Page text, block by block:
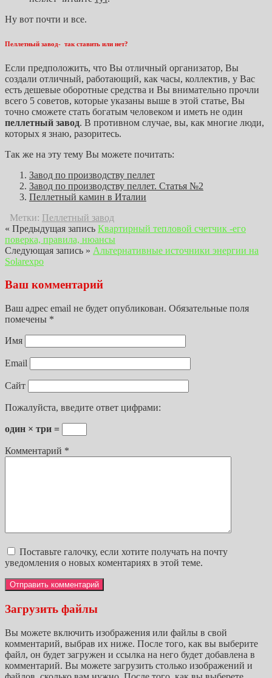
Ну вот почти и все.
Пеллетный завод- так ставить или нет?
Если предположить, что Вы отличный организатор, Вы
создали отличный, работающий, как часы, коллектив, у Вас
есть дешевые оборотные средства и Вы внимательно прочли
всего 5 советов, которые указаны выше в этой статье, Вы
точно сможете стать богатым человеком и иметь не один
пеллетный завод. В противном случае, вы, как многие люди,
которых я знаю, разоритесь.
Так же на эту тему Вы можете почитать:
Завод по производству пеллет
Завод по производству пеллет. Статья №2
Пеллетный камин в Италии
Метки: Пеллетный завод
« Предыдущая запись Квартирный тепловой счетчик -его
поверка, правила, нюансы
Следующая запись » Альтернативные источники энергии на
Solarexpo
Ваш комментарий
Ваш адрес email не будет опубликован. Обязательные поля
помечены *
Имя
Email
Сайт
Пожалуйста, введите ответ цифрами:
один × три =
Комментарий *
Поставьте галочку, если хотите получать на почту
уведомления о новых коментариях в этой теме.
Загрузить файлы
Вы можете включить изображения или файлы в свой
комментарий, выбрав их ниже. После того, как вы выберите
файл, он будет загружен и ссылка на него будет добавлена в
комментарий. Вы можете загрузить столько изображений и